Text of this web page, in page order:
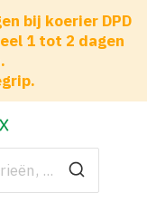
bij koerier DPD
1 tot 2 dagen